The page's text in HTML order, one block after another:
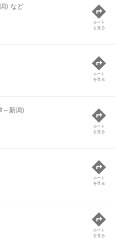
) など
ルート
を見る
ルート
を見る
～新潟)
ルート
を見る
ルート
を見る
ルート
を見る